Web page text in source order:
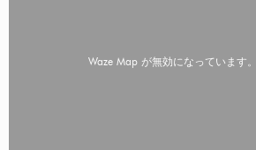
Waze Map が無効になっています。